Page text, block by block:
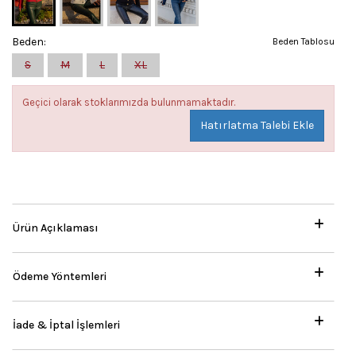
Beden Tablosu
Beden:
S
M L XL
Geçici olarak stoklarımızda bulunmamaktadır.
Hatırlatma Talebi Ekle
Ürün Açıklaması
Ödeme Yöntemleri
İade & İptal İşlemleri